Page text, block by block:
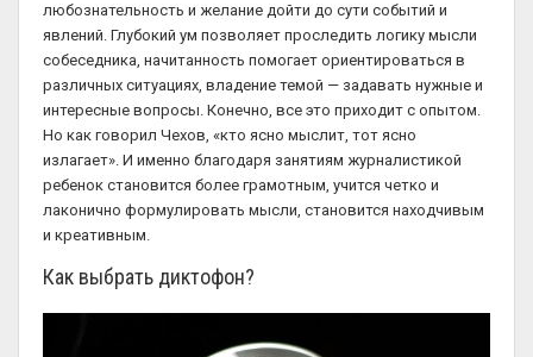
любознательность и желание дойти до сути событий и
явлений. Глубокий ум позволяет проследить логику мысли
собеседника, начитанность помогает ориентироваться в
различных ситуациях, владение темой — задавать нужные и
интересные вопросы. Конечно, все это приходит с опытом.
Но как говорил Чехов, «кто ясно мыслит, тот ясно
излагает». И именно благодаря занятиям журналистикой
ребенок становится более грамотным, учится четко и
лаконично формулировать мысли, становится находчивым
и креативным.
Как выбрать диктофон?